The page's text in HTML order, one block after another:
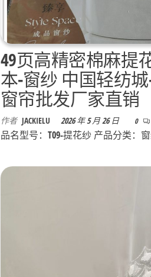
49页高精密棉麻提
本-窗纱 中国轻纺
窗帘批发厂家直销
作者 JACKIELU 2026 年 5 月 26 日 0
品名型号：T09-提花纱 产品分类：